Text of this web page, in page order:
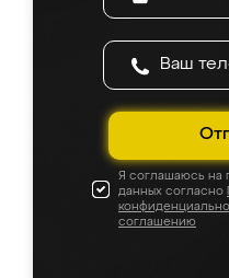
Я соглашаюсь на
данных согласно
соглашению